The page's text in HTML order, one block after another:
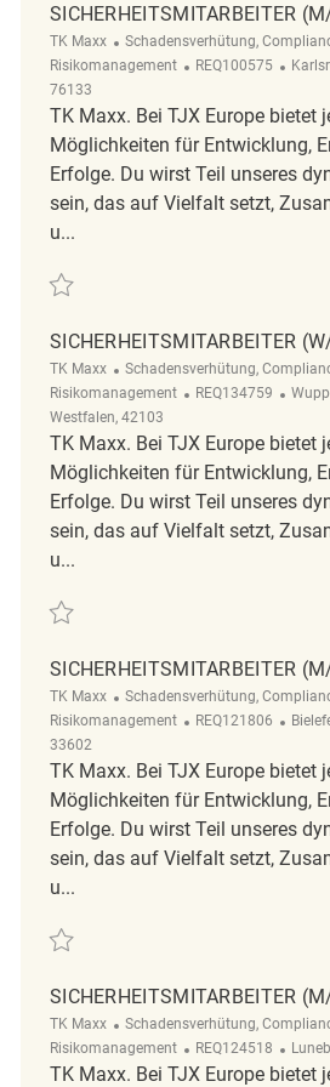
SICHERHEITSMITARBEITER
TK Maxx Kategorie
Schadensverhütung,
Risikomanagement
ReqId
REQ100575 Ort
76133
TK Maxx. Bei TJX Europe bietet
Möglichkeiten für Entwicklung,
Erfolge. Du wirst Teil unseres
sein, das auf Vielfalt setzt,
u...
Retten Sicherheitsmitarbeiter (m/w/d)
SICHERHEITSMITARBEITER
TK Maxx Kategorie
Schadensverhütung,
Risikomanagement
ReqId
REQ134759 Ort
Westfalen, 42103
TK Maxx. Bei TJX Europe bietet
Möglichkeiten für Entwicklung,
Erfolge. Du wirst Teil unseres
sein, das auf Vielfalt setzt,
u...
Retten Sicherheitsmitarbeiter (w/m/d)
SICHERHEITSMITARBEITER
TK Maxx Kategorie
Schadensverhütung,
Risikomanagement
ReqId
REQ121806 Ort
33602
TK Maxx. Bei TJX Europe bietet
Möglichkeiten für Entwicklung,
Erfolge. Du wirst Teil unseres
sein, das auf Vielfalt setzt,
u...
Retten Sicherheitsmitarbeiter (m/w/d)
SICHERHEITSMITARBEITER
TK Maxx Kategorie
Schadensverhütung,
Risikomanagement
ReqId
REQ124518 Ort
TK Maxx. Bei TJX Europe bietet